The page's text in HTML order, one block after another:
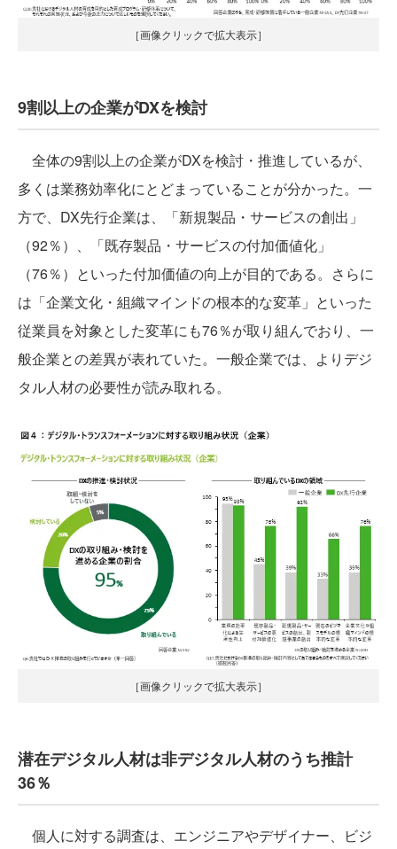
［画像クリックで拡大表示］
9割以上の企業がDXを検討
全体の9割以上の企業がDXを検討・推進しているが、
多くは業務効率化にとどまっていることが分かった。一
方で、DX先行企業は、「新規製品・サービスの創出」
（92％）、「既存製品・サービスの付加価値化」
（76％）といった付加価値の向上が目的である。さらに
は「企業文化・組織マインドの根本的な変革」といった
従業員を対象とした変革にも76％が取り組んでおり、一
般企業との差異が表れていた。一般企業では、よりデジ
タル人材の必要性が読み取れる。
［画像クリックで拡大表示］
潜在デジタル人材は非デジタル人材のうち推計
36％
個人に対する調査は、エンジニアやデザイナー、ビジ